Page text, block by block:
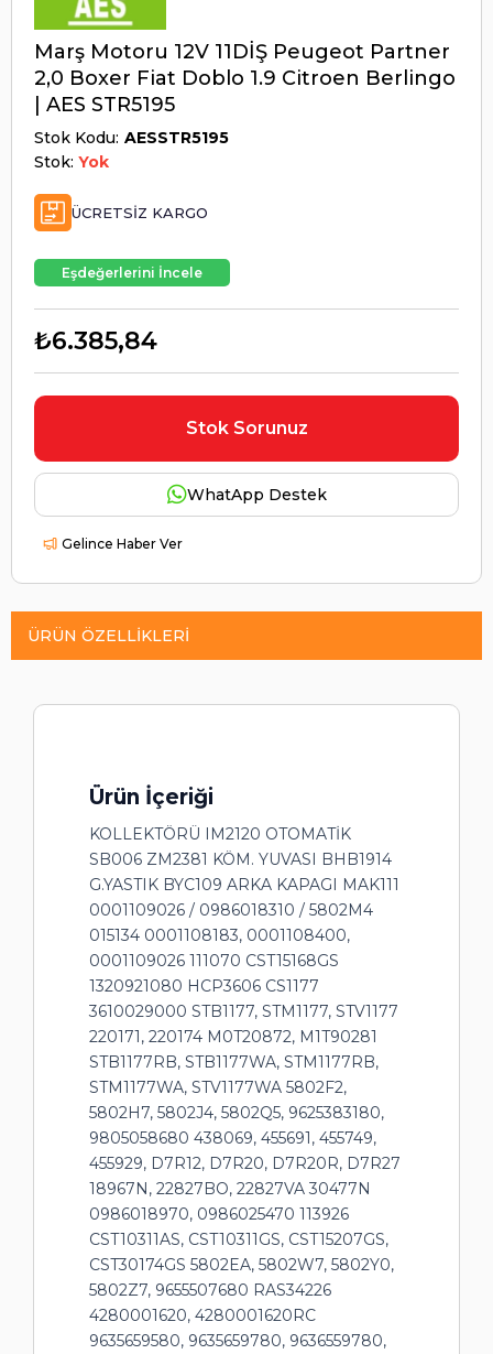
Marş Motoru 12V 11DİŞ Peugeot Partner
2,0 Boxer Fiat Doblo 1.9 Citroen Berlingo
| AES STR5195
Stok Kodu AESSTR5195
Stok: Yok
ÜCRETSIZ KARGO
Eşdeğerlerini İncele
₺6.385,84
Stok Sorunuz
WhatApp Destek
Gelince Haber Ver
ÜRÜN ÖZELLIKLERI
Ürün İçeriği
KOLLEKTÖRÜ IM2120 OTOMATİK
SB006 ZM2381 KÖM. YUVASI BHB1914
G.YASTIK BYC109 ARKA KAPAGI MAK111
0001109026 / 0986018310 / 5802M4
015134 0001108183, 0001108400,
0001109026 111070 CST15168GS
1320921080 HCP3606 CS1177
3610029000 STB1177, STM1177, STV1177
220171, 220174 M0T20872, M1T90281
STB1177RB, STB1177WA, STM1177RB,
STM1177WA, STV1177WA 5802F2,
5802H7, 5802J4, 5802Q5, 9625383180,
9805058680 438069, 455691, 455749,
455929, D7R12, D7R20, D7R20R, D7R27
18967N, 22827BO, 22827VA 30477N
0986018970, 0986025470 113926
CST10311AS, CST10311GS, CST15207GS,
CST30174GS 5802EA, 5802W7, 5802Y0,
5802Z7, 9655507680 RAS34226
4280001620, 4280001620RC
9635659580, 9635659780, 9636559780,